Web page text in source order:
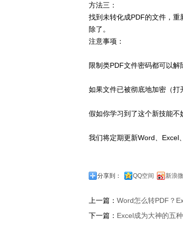
方法三：
找到未转化成PDF的文件，
除了。
注意事项：
限制类PDF文件密码都可以解
如果文件已被彻底地加密（打
假如你学习到了这个新技能不
我们将定期更新Word、Excel
分享到： QQ空间 新浪
上一篇： Word怎么转PDF？
下一篇： Excel成为大神的五